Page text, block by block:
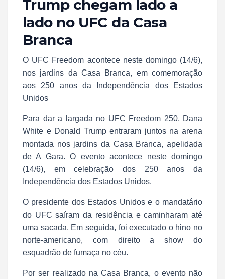
Trump chegam lado a
lado no UFC da Casa
Branca
O UFC Freedom acontece neste domingo (14/6),
nos jardins da Casa Branca, em comemoração
aos 250 anos da Independência dos Estados
Unidos
Para dar a largada no UFC Freedom 250, Dana
White e Donald Trump entraram juntos na arena
montada nos jardins da Casa Branca, apelidada
de A Gara. O evento acontece neste domingo
(14/6), em celebração dos 250 anos da
Independência dos Estados Unidos.
O presidente dos Estados Unidos e o mandatário
do UFC saíram da residência e caminharam até
uma sacada. Em seguida, foi executado o hino no
norte-americano, com direito a show do
esquadrão de fumaça no céu.
Por ser realizado na Casa Branca, o evento não